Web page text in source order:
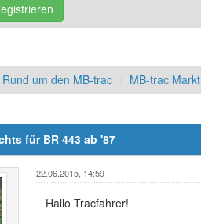
Rund um den MB-trac MB-trac Markt
für BR 443 ab '87
22.06.2015, 14:59
Hallo Tracfahrer!